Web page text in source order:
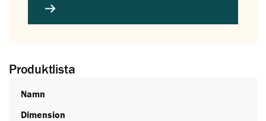
Produktlista
Namn
Dimension